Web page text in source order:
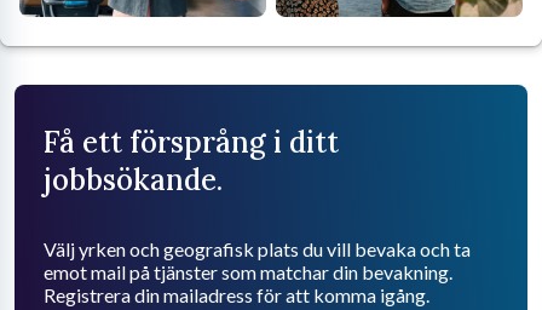
Få ett försprång i ditt
jobbsökande.
Välj yrken och geografisk plats du vill bevaka och ta
emot mail på tjänster som matchar din bevakning.
Registrera din mailadress för att komma igång.